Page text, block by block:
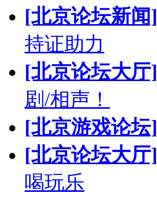
[北京论坛新闻]
持证助力
[北京论坛大厅]
剧/相声！
[北京游戏论坛]
[北京论坛大厅]
喝玩乐